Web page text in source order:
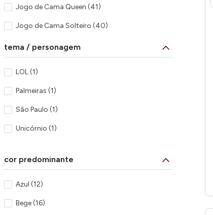
Ver mais 6
Jogo de Cama Queen (41)
Jogo de Cama Solteiro (40)
Toalha de Piso(34)
tema / personagem
LOL(1)
Palmeiras (1)
São Paulo (1)
Unicórnio (1)
cor predominante
Azul (12)
Bege(16)